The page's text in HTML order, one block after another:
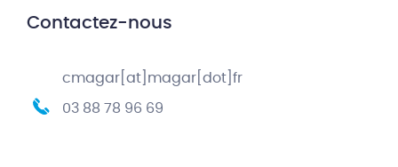
Contactez-nous
cmagar[at]magar[dot]fr
03 88 78 96 69